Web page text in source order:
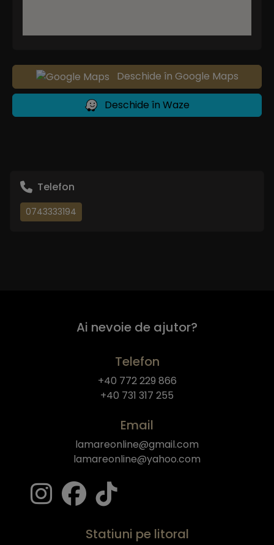
Deschide în Google Maps
Deschide în Waze
Telefon
0743333194
Ai nevoie de ajutor?
Telefon
+40 772 229 866
+40 731 317 255
Email
lamareonline@gmail.com
lamareonline@yahoo.com
Statiuni pe litoral